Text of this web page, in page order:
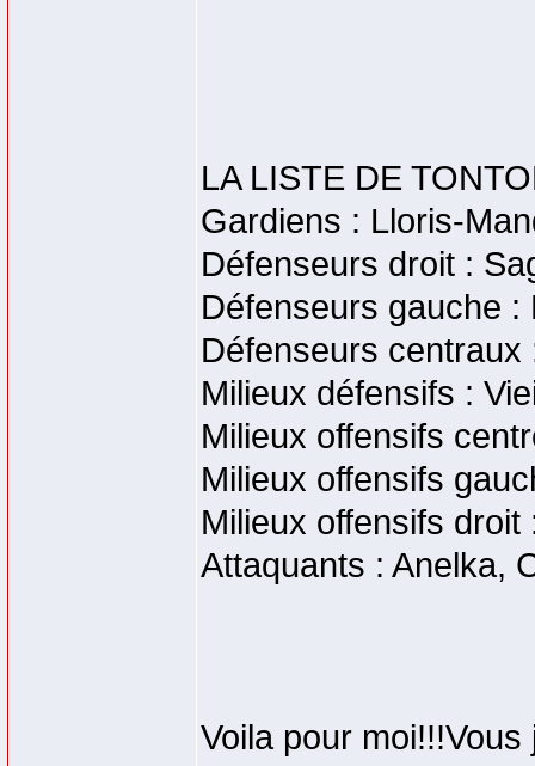
LA LISTE DE
Gardiens : Lloris-
Défenseurs droit :
Défenseurs gauche :
Défenseurs centraux
Milieux défensifs :
Milieux offensifs
Milieux offensifs
Milieux offensifs droit
Attaquants : Anelka,
Voila pour